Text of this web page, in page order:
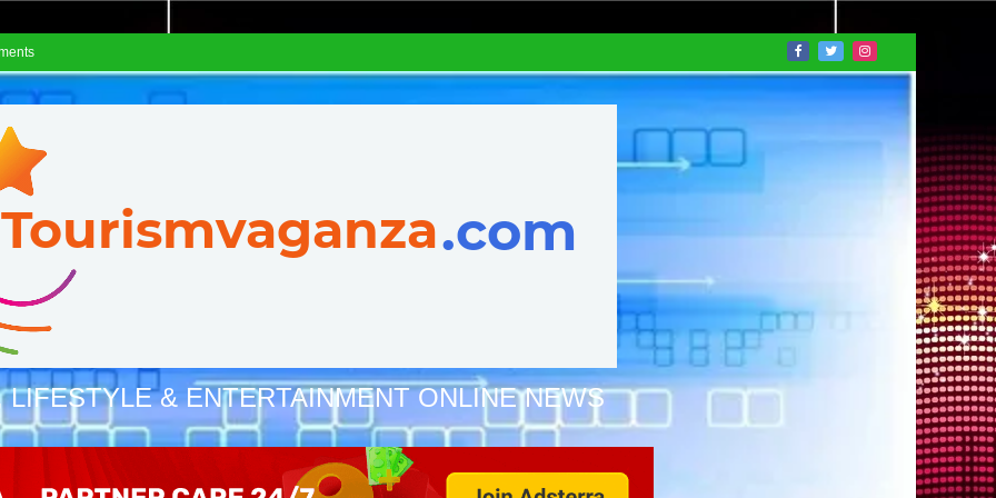
LIFESTYLE & ENTERTAINMENT ONLINE NEWS